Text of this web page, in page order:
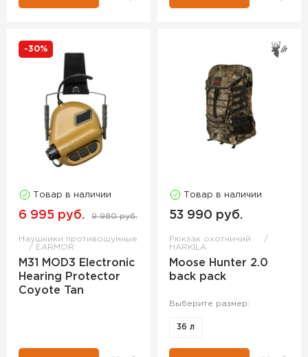
-30%
Товар в наличии
6 995 руб. 9 980 руб.
Наушники противошумные
EARMOR
M31 MOD3 Electronic
Hearing Protector
Coyote Tan
Товар в наличии
53 990 руб.
Рюкзак охотничий
HARKILA
Moose Hunter 2.0
back pack
Выберите размер:
36 л